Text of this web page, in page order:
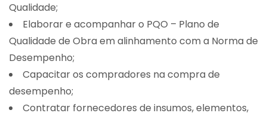
Qualidade;
Elaborar e acompanhar o PQO – Plano de
Qualidade de Obra em alinhamento com a Norma de
Desempenho;
Capacitar os compradores na compra de
desempenho;
Contratar fornecedores de insumos, elementos,